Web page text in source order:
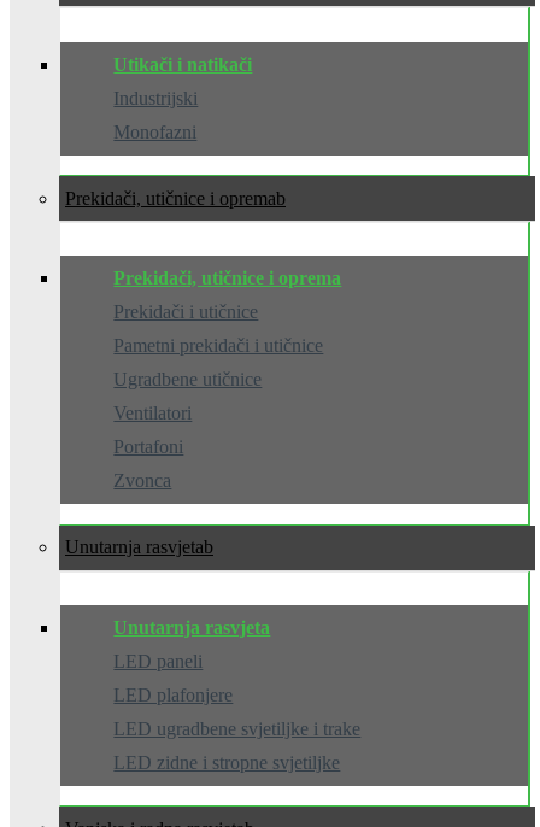
Utikači i natikači
Industrijski
Monofazni
Prekidači, utičnice i oprema
Prekidači, utičnice i oprema
Prekidači i utičnice
Pametni prekidači i utičnice
Ugradbene utičnice
Ventilatori
Portafoni
Zvonca
Unutarnja rasvjeta
Unutarnja rasvjeta
LED paneli
LED plafonjere
LED ugradbene svjetiljke i trake
LED zidne i stropne svjetiljke